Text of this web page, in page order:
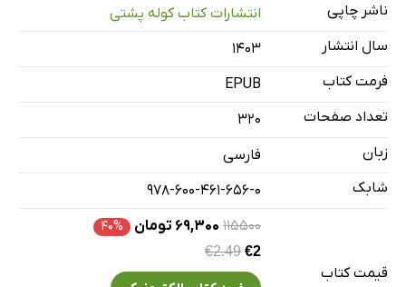
گفت‌وگو درباره کتاب‌ها به میزبانی کتاب‌فروش
قهوه و بزها
دکمه‌های بدون سوراخ‌
هرازگاه، انسانی خوب
همه کتاب‌ها برابرند
چقدر به نوشته‌هایتان شباهت دارید؟
جمله بد صدای خوب را تضعیف می‌کند
ناشر چاپی
انتشارات کتاب کوله پشتی
سال انتشار
۱۴۰۳
فرمت کتاب
EPUB
تعداد صفحات
320
زبان
فارسی
شابک
978-600-461-656-0
قیمت کتاب
۱۱۵۵۰۰ ۶۹,۳۰۰ تومان ۴۰%
€2.49 €2